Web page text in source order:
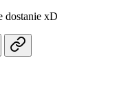
dostanie xD